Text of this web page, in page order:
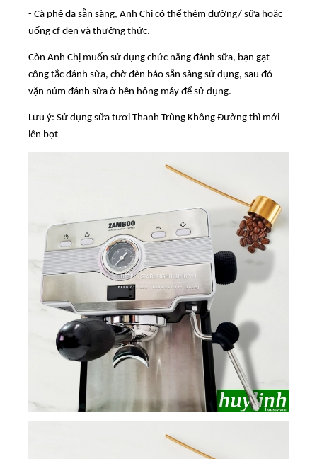
- Cà phê đã sẵn sàng, Anh Chị có thể thêm đường/ sữa hoặc
uống cf đen và thưởng thức.
Còn Anh Chị muốn sử dụng chức năng đánh sữa, bạn gạt
công tắc đánh sữa, chờ đèn báo sẵn sàng sử dụng, sau đó
vặn núm đánh sữa ở bên hông máy để sử dụng.
Lưu ý: Sử dụng sữa tươi Thanh Trùng Không Đường thì mới
lên bọt